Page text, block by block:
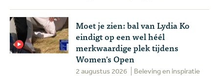
Moet je zien: bal van Lydia Ko
eindigt op een wel héél
merkwaardige plek tijdens
Women's Open
2 augustus 2026 Beleving en inspiratie